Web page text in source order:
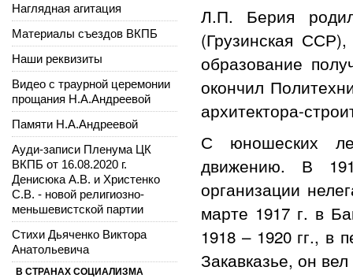
Л.П. Берия
(Грузинская
образование
окончил
архитектора-
С юношеских
движению. В
организации
марте 1917 г. в
1918 – 1920 гг., в
Закавказье, он
Наглядная агитация
Материалы съездов ВКПБ
Наши реквизиты
Видео с траурной церемонии
прощания Н.А.Андреевой
Памяти Н.А.Андреевой
Ауди-записи Пленума ЦК
ВКПБ от 16.08.2020 г.
Денисюка А.В. и Христенко
С.В. - новой религиозно-
меньшевистской партии
Стихи Дьяченко Виктора
Анатольевича
В СТРАНАХ СОЦИАЛИЗМА